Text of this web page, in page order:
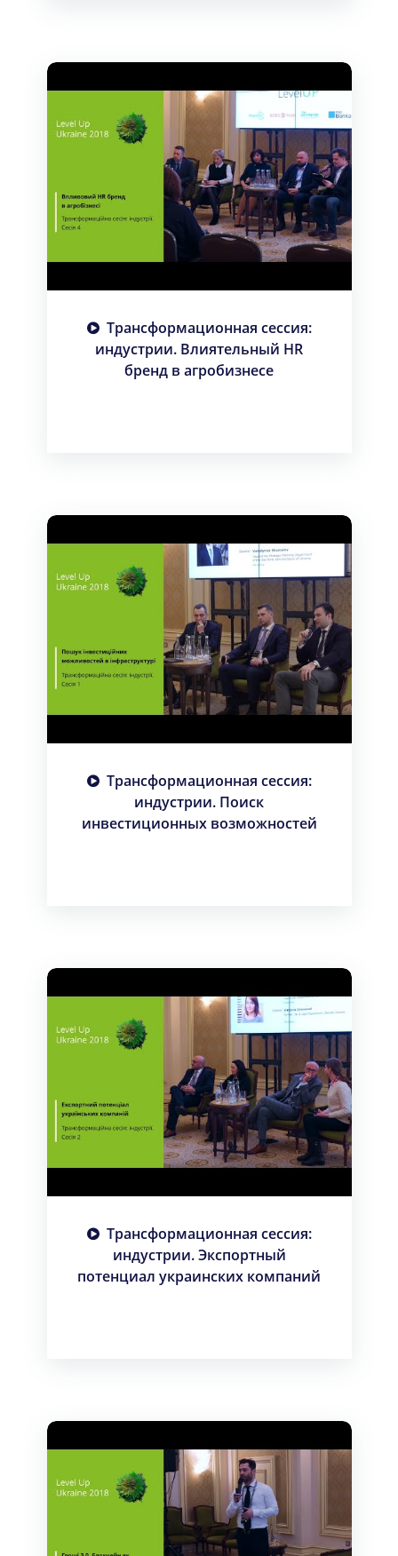
Трансформационная сессия:
индустрии. Влиятельный HR
бренд в агробизнесе
Трансформационная сессия:
индустрии. Поиск
инвестиционных возможностей
Трансформационная сессия:
индустрии. Экспортный
потенциал украинских компаний